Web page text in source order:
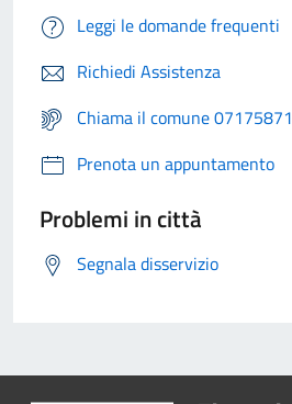
Leggi le domande frequenti
Richiedi Assistenza
Chiama il comune 07175871
Prenota un appuntamento
Problemi in città
Segnala disservizio